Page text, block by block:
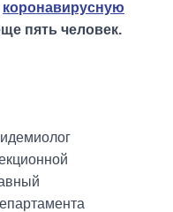
коронавирусную
пять человек.